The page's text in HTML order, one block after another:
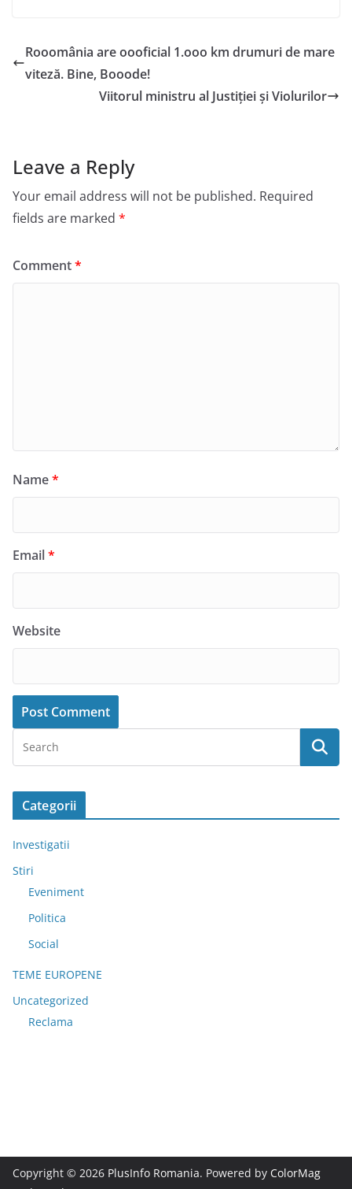
Rooomânia are oooficial 1.ooo km drumuri de mare
viteză. Bine, Booode!
Viitorul ministru al Justiției și Violurilor
Leave a Reply
Your email address will not be published. Required
fields are marked *
Comment*
Name*
Email*
Website
Categorii
Investigatii
Stiri
Eveniment
Politica
Social
TEME EUROPENE
Uncategorized
Reclama
Copyright © 2026 PlusInfo Romania. Powered by ColorMag